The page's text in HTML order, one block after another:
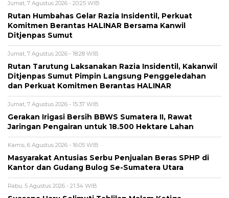
Jumat, 7 Agustus 2026 - 20:25 WIB
Rutan Humbahas Gelar Razia Insidentil, Perkuat
Komitmen Berantas HALINAR Bersama Kanwil
Ditjenpas Sumut
Jumat, 7 Agustus 2026 - 18:28 WIB
Rutan Tarutung Laksanakan Razia Insidentil, Kakanwil
Ditjenpas Sumut Pimpin Langsung Penggeledahan
dan Perkuat Komitmen Berantas HALINAR
Jumat, 7 Agustus 2026 - 15:37 WIB
Gerakan Irigasi Bersih BBWS Sumatera II, Rawat
Jaringan Pengairan untuk 18.500 Hektare Lahan
Kamis, 6 Agustus 2026 - 16:05 WIB
Masyarakat Antusias Serbu Penjualan Beras SPHP di
Kantor dan Gudang Bulog Se-Sumatera Utara
Rabu, 5 Agustus 2026 - 21:34 WIB